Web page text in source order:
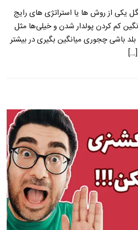
یکی از روش ها یا استراتژی های رایج
کم کردن پولدار شدن و خیلی‌ها مثل
بلد باشی چجوری میانگین بگیری در بیشتر
[…]